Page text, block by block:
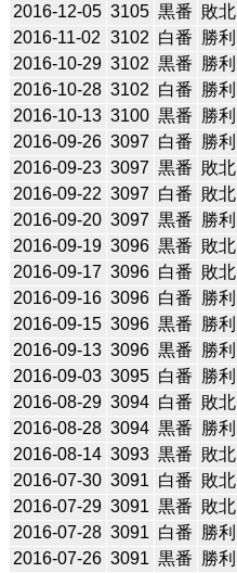
2016-12-05 3105 黒番 敗北
2016-11-02 3102 白番 勝利
2016-10-29 3102 黒番 勝利
2016-10-28 3102 白番 勝利
2016-10-13 3100 黒番 勝利
2016-09-26 3097 白番 勝利
2016-09-23 3097 黒番 敗北
2016-09-22 3097 白番 敗北
2016-09-20 3097 黒番 勝利
2016-09-19 3096 黒番 敗北
2016-09-17 3096 白番 敗北
2016-09-16 3096 白番 勝利
2016-09-15 3096 黒番 勝利
2016-09-13 3096 黒番 勝利
2016-09-03 3095 白番 勝利
2016-08-29 3094 白番 敗北
2016-08-28 3094 黒番 勝利
2016-08-14 3093 黒番 敗北
2016-07-30 3091 白番 敗北
2016-07-29 3091 黒番 敗北
2016-07-28 3091 白番 勝利
2016-07-26 3091 黒番 勝利